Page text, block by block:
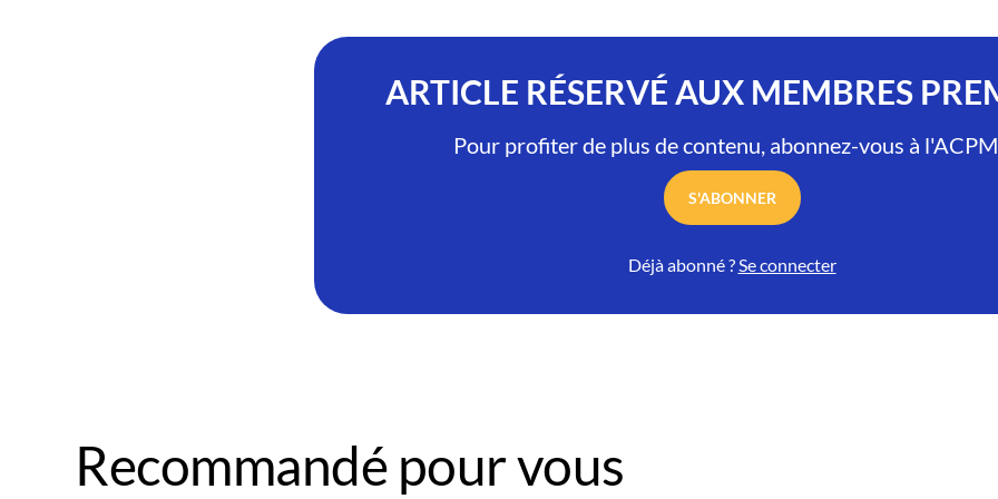
ARTICLE RÉSERVÉ AUX MEMBRES
Pour profiter de plus de contenu, abonnez-vous à
S'ABONNER
Déjà abonné ?Se connecter
Recommandé pour vous